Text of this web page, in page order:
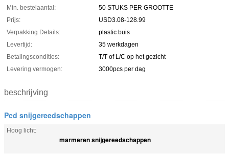
Min. bestelaantal:
50 STUKS PER GROOTTE
Prijs:
USD3.08-128.99
Verpakking Details:
plastic buis
Levertijd:
35 werkdagen
Betalingscondities:
T/T of L/C op het gezicht
Levering vermogen:
3000pcs per dag
beschrijving
Pcd snijgereedschappen
Hoog licht:
marmeren snijgereedschappen